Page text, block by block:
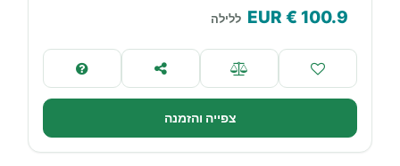
100.9
€ EUR ללילה
צפייה והזמנה